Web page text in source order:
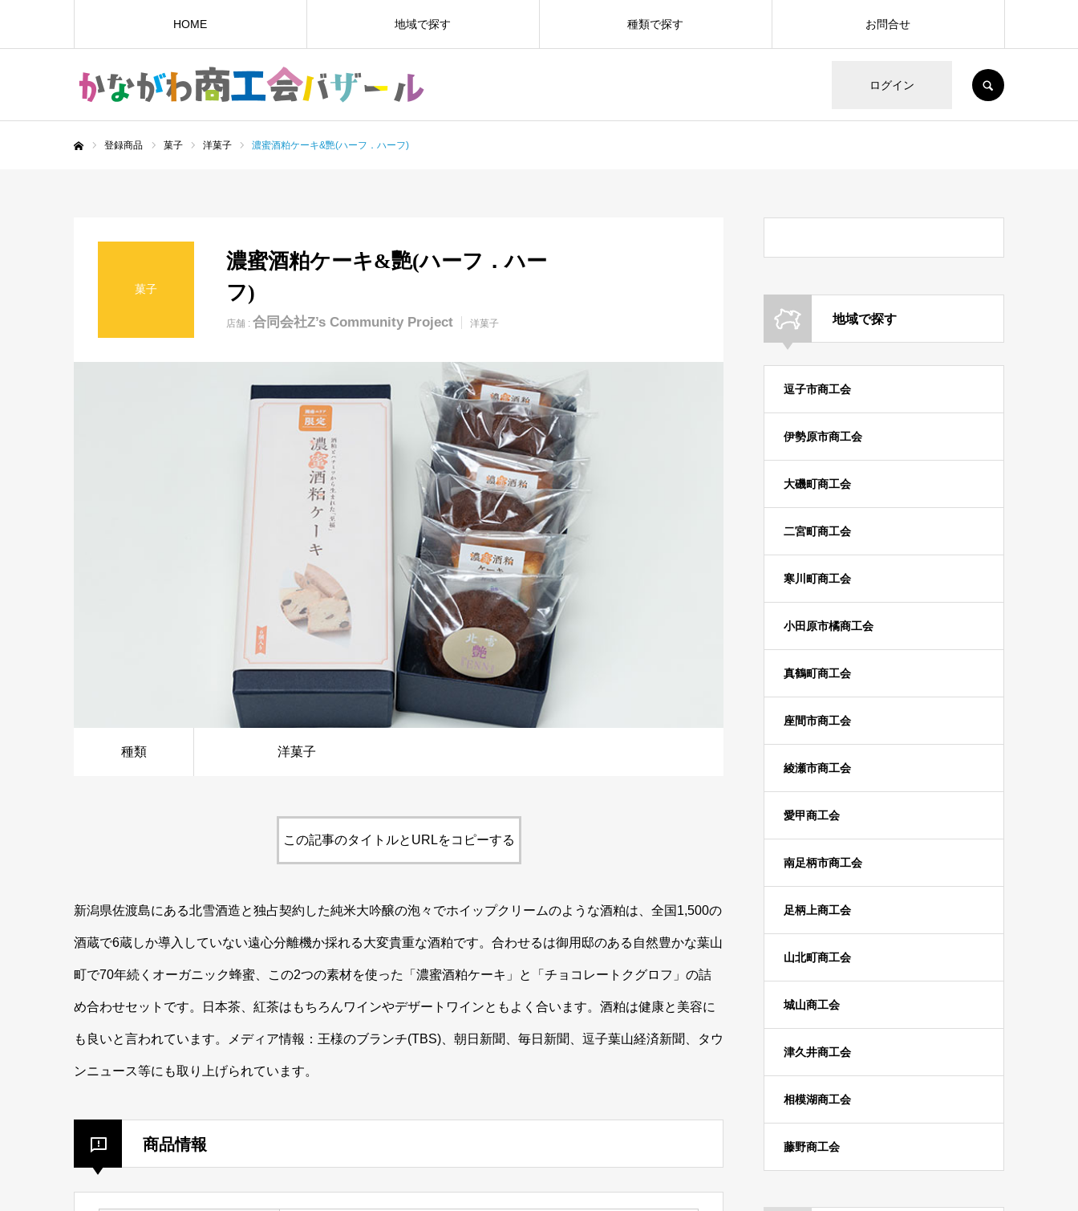
ログイン
HOME 地域で探す 種類で探す お問合せ
登録商品 菓子 洋菓子 濃蜜酒粕ケーキ&艷(ハーフ．ハーフ)
菓子
濃蜜酒粕ケーキ&艷(ハーフ．ハー
フ)
店舗 : 合同会社Z’s Community Project 洋菓子
種類 洋菓子
この記事のタイトルとURLをコピーする
新潟県佐渡島にある北雪酒造と独占契約した純米大吟醸の泡々でホイップクリームのような酒粕は、全国1,500の
酒蔵で6蔵しか導入していない遠心分離機か採れる大変貴重な酒粕です。合わせるは御用邸のある自然豊かな葉山
町で70年続くオーガニック蜂蜜、この2つの素材を使った「濃蜜酒粕ケーキ」と「チョコレートクグロフ」の詰
め合わせセットです。日本茶、紅茶はもちろんワインやデザートワインともよく合います。酒粕は健康と美容に
も良いと言われています。メディア情報：王様のブランチ(TBS)、朝日新聞、毎日新聞、逗子葉山経済新聞、タウ
ンニュース等にも取り上げられています。
商品情報
地域で探す
逗子市商工会
伊勢原市商工会
大磯町商工会
二宮町商工会
寒川町商工会
小田原市橘商工会
真鶴町商工会
座間市商工会
綾瀬市商工会
愛甲商工会
南足柄市商工会
足柄上商工会
山北町商工会
城山商工会
津久井商工会
相模湖商工会
藤野商工会